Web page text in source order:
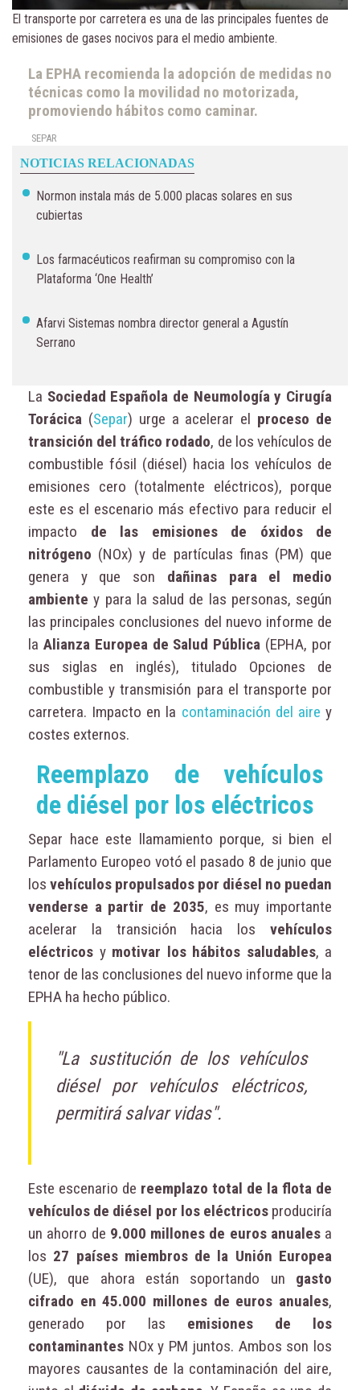
El transporte por carretera es una de las principales fuentes de
emisiones de gases nocivos para el medio ambiente.
La EPHA recomienda la adopción de medidas no
técnicas como la movilidad no motorizada,
promoviendo hábitos como caminar.
SEPAR
NOTICIAS RELACIONADAS
Normon instala más de 5.000 placas solares en sus
cubiertas
Los farmacéuticos reafirman su compromiso con la
Plataforma ‘One Health’
Afarvi Sistemas nombra director general a Agustín
Serrano
La Sociedad Española de Neumología y Cirugía
Torácica (Separ) urge a acelerar el proceso de
transición del tráfico rodado, de los vehículos de
combustible fósil (diésel) hacia los vehículos de
emisiones cero (totalmente eléctricos), porque
este es el escenario más efectivo para reducir el
impacto de las emisiones de óxidos de
nitrógeno (NOx) y de partículas finas (PM) que
genera y que son dañinas para el medio
ambiente y para la salud de las personas, según
las principales conclusiones del nuevo informe de
la Alianza Europea de Salud Pública (EPHA, por
sus siglas en inglés), titulado Opciones de
combustible y transmisión para el transporte por
carretera. Impacto en la contaminación del aire y
costes externos.
Reemplazo de vehículos
de diésel por los eléctricos
Separ hace este llamamiento porque, si bien el
Parlamento Europeo votó el pasado 8 de junio que
los vehículos propulsados por diésel no puedan
venderse a partir de 2035, es muy importante
acelerar la transición hacia los vehículos
eléctricos y motivar los hábitos saludables, a
tenor de las conclusiones del nuevo informe que la
EPHA ha hecho público.
"La sustitución de los vehículos
diésel por vehículos eléctricos,
permitirá salvar vidas".
Este escenario de reemplazo total de la flota de
vehículos de diésel por los eléctricosproduciría
un ahorro de 9.000 millones de euros anualesa
los 27 países miembros de la Unión Europea
(UE), que ahora están soportando un gasto
cifrado en 45.000 millones de euros anuales,
generado por las emisiones de los
contaminantes NOx y PM juntos. Ambos son los
mayores causantes de la contaminación del aire,